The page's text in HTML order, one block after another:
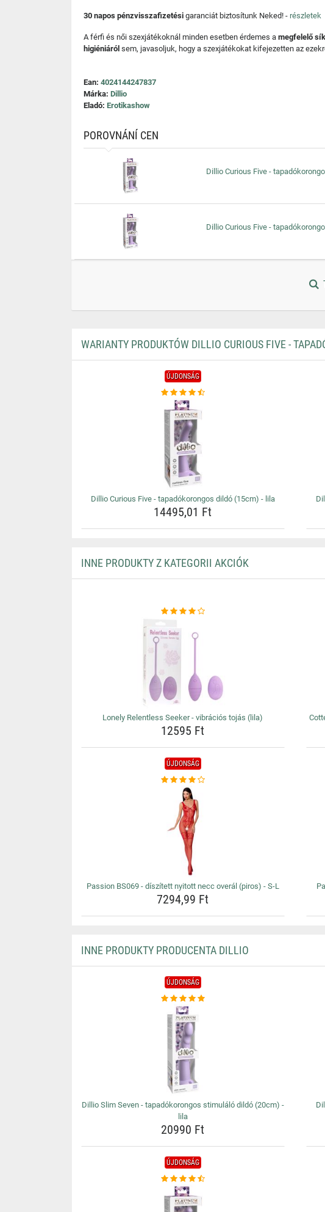
30 napos pénzvisszafizetési garanciát biztosítunk Neked! - részletek
A férfi és női szexjátékoknál minden esetben érdemes a megfelelő
higiéniáról sem, javasoljuk, hogy a szexjátékokat kifejezetten az
Ean: 4024144247837
Márka: Dillio
Eladó: Erotikashow
POROVNÁNÍ CEN
Dillio Curious Five -
Dillio Curious Five -
WARIANTY PRODUKTÓW DILLIO CURIOUS FIVE -
ÚJDONSÁG
Dillio Curious Five - tapadókorongos dildó (15cm) - lila
14495,01 Ft
INNE PRODUKTY Z KATEGORII AKCIÓK
Lonely Relentless Seeker - vibrációs tojás (lila)
12595 Ft
ÚJDONSÁG
Passion BS069 - díszített nyitott necc overál (piros) - S-L
7294,99 Ft
INNE PRODUKTY PRODUCENTA DILLIO
ÚJDONSÁG
Dillio Slim Seven - tapadókorongos stimuláló dildó (20cm) -
lila
20990 Ft
ÚJDONSÁG